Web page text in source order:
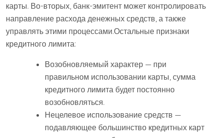
карты. Во-вторых, банк-эмитент может контролировать
направление расхода денежных средств, а также
управлять этими процессами.Остальные признаки
кредитного лимита:
Возобновляемый характер — при
правильном использовании карты, сумма
кредитного лимита будет постоянно
возобновляться.
Нецелевое использование средств —
подавляющее большинство кредитных карт